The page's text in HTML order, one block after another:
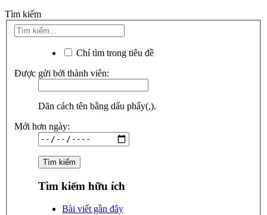
Tìm kiếm
Chỉ tìm trong tiêu đề
Được gửi bởi thành viên:
Dãn cách tên bằng dấu phẩy(,).
Mới hơn ngày:
Tìm kiếm hữu ích
Bài viết gần đây